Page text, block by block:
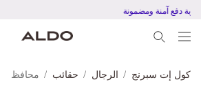
تجربة دفع آمنة ومضمونة
كول إت سبرنج الرجال حقائب محافظ